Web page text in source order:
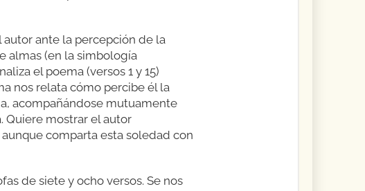
ante la percepción de la
almas (en la simbología
el poema (versos 1 y 15)
nos relata cómo percibe él la
acompañándose mutuamente
Quiere mostrar el autor
comparta esta soledad con
de siete y ocho versos. Se nos